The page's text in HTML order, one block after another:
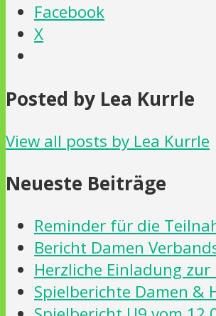
Facebook
X
Posted by Lea Kurrle
View all posts by Lea Kurrle
Neueste Beiträge
Reminder für die
Bericht Damen
Herzliche Einladung
Spielberichte Damen &